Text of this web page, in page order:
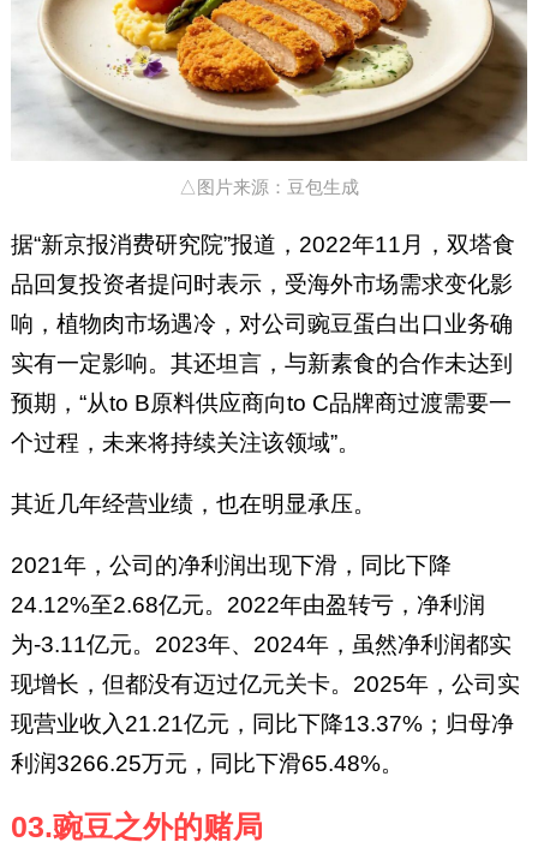
△图片来源：豆包生成
据“新京报消费研究院”报道，2022年11月，双塔食
品回复投资者提问时表示，受海外市场需求变化影
响，植物肉市场遇冷，对公司豌豆蛋白出口业务确
实有一定影响。其还坦言，与新素食的合作未达到
预期，“从to B原料供应商向to C品牌商过渡需要一
个过程，未来将持续关注该领域”。
其近几年经营业绩，也在明显承压。
2021年，公司的净利润出现下滑，同比下降
24.12%至2.68亿元。2022年由盈转亏，净利润
为-3.11亿元。2023年、2024年，虽然净利润都实
现增长，但都没有迈过亿元关卡。2025年，公司实
现营业收入21.21亿元，同比下降13.37%；归母净
利润3266.25万元，同比下滑65.48%。
03.豌豆之外的赌局